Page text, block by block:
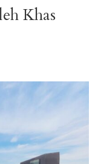
Khas